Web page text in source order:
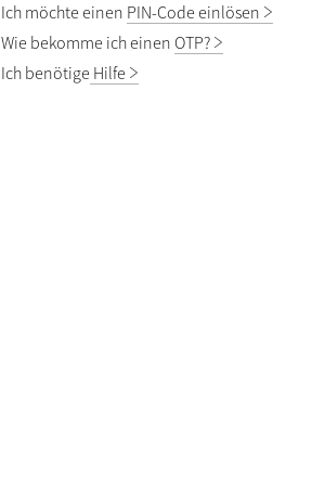
Ich möchte einen PIN-Code einlösen
Wie bekomme ich einen OTP?
Ich benötige Hilfe